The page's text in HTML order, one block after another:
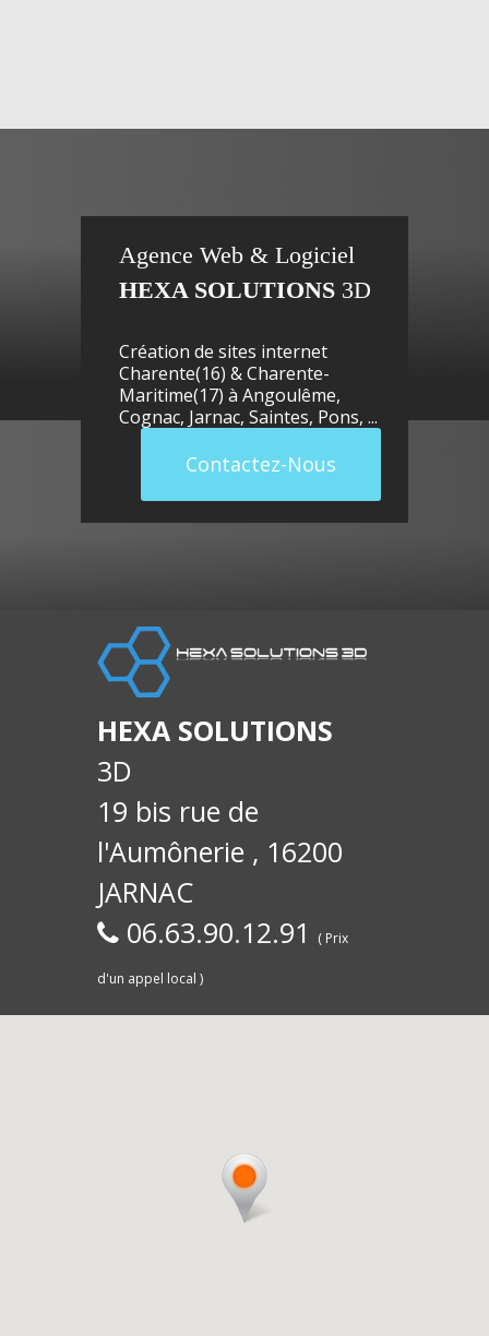
Maguy -
Commerce,
Saintes
Agence Web & Logiciel
HEXA SOLUTIONS 3D
Création de sites internet
Charente(16) & Charente-
Maritime(17) à Angoulême,
Cognac, Jarnac, Saintes, Pons, ...
Contactez-Nous
HEXA SOLUTIONS
3D
19 bis rue de
l'Aumônerie , 16200
JARNAC
06.63.90.12.91
( Prix
d'un appel local )